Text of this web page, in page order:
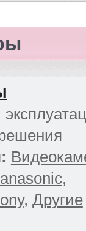
,
, Другие